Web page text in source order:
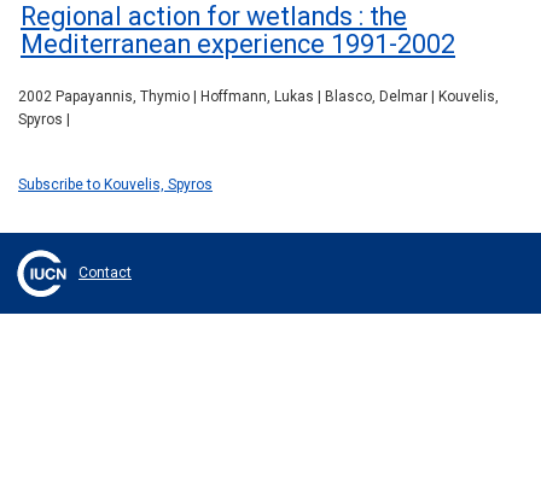
Regional action for wetlands : the
Mediterranean experience 1991-2002
2002 Papayannis, Thymio | Hoffmann, Lukas | Blasco, Delmar | Kouvelis,
Spyros |
Subscribe to Kouvelis, Spyros
Contact